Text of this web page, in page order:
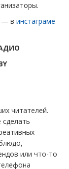
— в инстаграме
читателей.
или что-то